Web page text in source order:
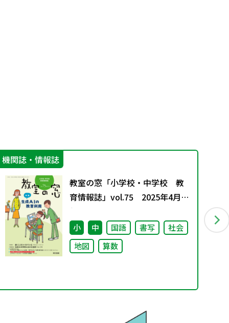
機関誌・情報誌
教室の窓「小学校・中学校 教
育情報誌」vol.75 2025年4月発
行
小 中 国語 書写
社会
地図
算数